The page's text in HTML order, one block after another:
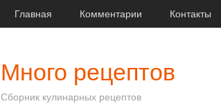
Главная Комментарии Контакты
Много рецептов
Сборник кулинарных рецептов